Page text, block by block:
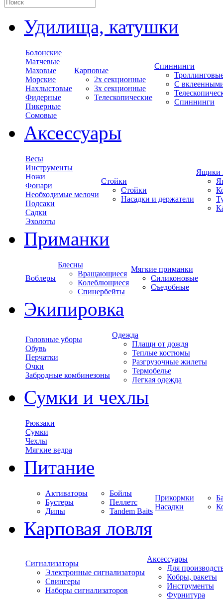
Удилища, катушки
Болонские
Матчевые
Маховые
Морские
Нахлыстовые
Фидерные
Пикерные
Сомовые
Карповые
2х секционные
3х секционные
Телескопические
Спиннинги
С
Спиннинги
Аксессуары
Весы
Инструменты
Ножи
Фонари
Необходимые мелочи
Подсаки
Садки
Эхолоты
Стойки
Стойки
Насадки и держатели
Ящики
Приманки
Воблеры
Блесны
Вращающиеся
Колеблющиеся
Спинербейты
Мягкие приманки
Силиконовые
Съедобные
Экипировка
Головные уборы
Обувь
Перчатки
Очки
Забродные комбинезоны
Одежда
Плащи от дождя
Теплые костюмы
Разгрузочные жилеты
Термобелье
Легкая одежда
Сумки и чехлы
Рюкзаки
Сумки
Чехлы
Мягкие ведра
Питание
Активаторы
Бустеры
Дипы
Бойлы
Пеллетс
Tandem Baits
Прикормки
Насадки
Карповая ловля
Сигнализаторы
Электронные сигнализаторы
Свингеры
Наборы сигнализаторов
Аксессуары
Для
Кобры, ракеты
Инструменты
Фурнитура